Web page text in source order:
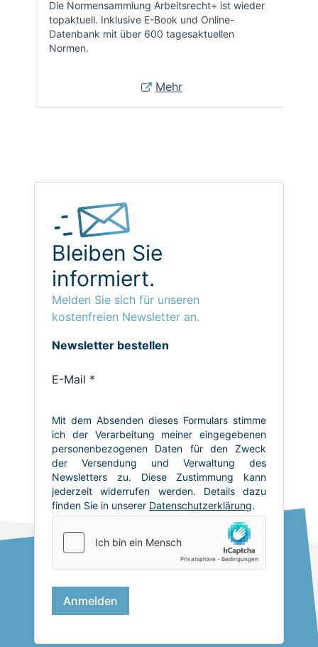
Die Normensammlung Arbeitsrecht+ ist wieder
topaktuell. Inklusive E-Book und Online-
Datenbank mit über 600 tagesaktuellen
Normen.
Mehr
Bleiben Sie
informiert.
Melden Sie sich für unseren
kostenfreien Newsletter an.